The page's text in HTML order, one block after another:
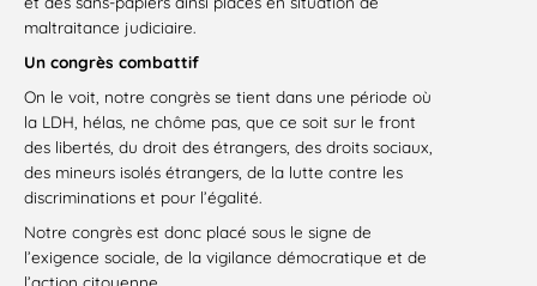
maltraitance judiciaire.
Un congrès combattif
On le voit, notre congrès se tient dans une période où
la LDH, hélas, ne chôme pas, que ce soit sur le front
des libertés, du droit des étrangers, des droits sociaux,
des mineurs isolés étrangers, de la lutte contre les
discriminations et pour l’égalité.
Notre congrès est donc placé sous le signe de
l’exigence sociale, de la vigilance démocratique et de